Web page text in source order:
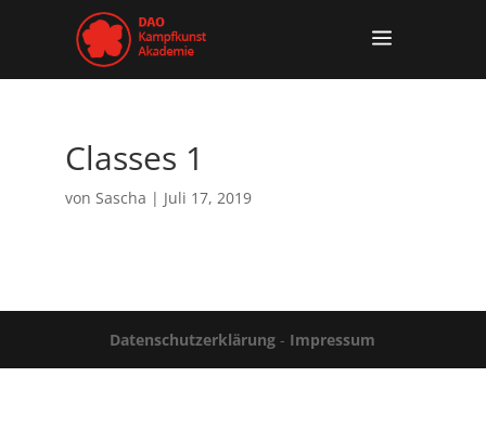
Classes 1
von Sascha | Juli 17, 2019
Datenschutzerklärung - Impressum